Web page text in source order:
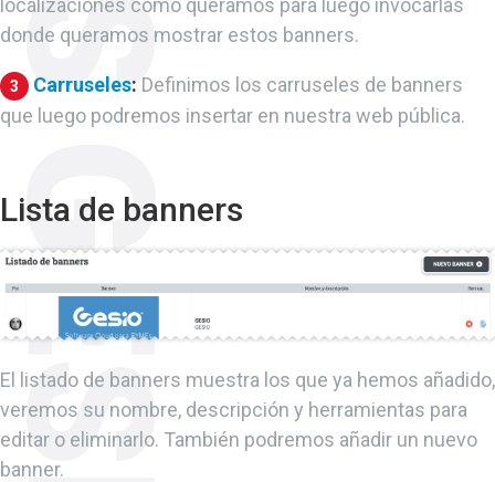
donde queramos mostrar estos banners.
3 Carruseles: Definimos los carruseles de banners
que luego podremos insertar en nuestra web pública.
Lista de banners
El listado de banners muestra los que ya hemos añadido,
veremos su nombre, descripción y herramientas para
editar o eliminarlo. También podremos añadir un nuevo
banner.